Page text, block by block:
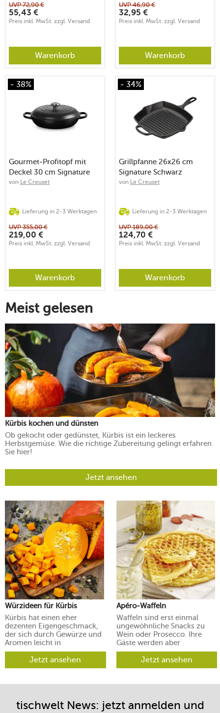
UVP72,90 €
55,43 €
Preis inkl. MwSt. zzgl. Versand
Warenkorb
UVP46,90 €
32,95 €
Preis inkl. MwSt. zzgl. Versand
Warenkorb
- 38%
Gourmet-Profitopf mit
Deckel 30 cm Signature
Schwarz
von Le Creuset
Lieferung in 2-3 Werktagen
UVP355,00 €
219,00 €
Preis inkl. MwSt. zzgl. Versand
Warenkorb
- 34%
Grillpfanne 26x26 cm
Signature Schwarz
von Le Creuset
Lieferung in 2-3 Werktagen
UVP189,00 €
124,70 €
Preis inkl. MwSt. zzgl. Versand
Warenkorb
Meist gelesen
Kürbis kochen und dünsten
Ob gekocht oder gedünstet, Kürbis ist ein leckeres
Herbstgemüse. Wie die richtige Zubereitung gelingt erfahren
Sie hier!
Jetzt ansehen
Würzideen für Kürbis
Kürbis hat einen eher
dezenten Eigengeschmack,
der sich durch Gewürze und
Aromen leicht in
verschiedene Richtungen
lenken lässt.Jetzt ansehen
Apéro-Waffeln
Waffeln sind erst einmal
ungewöhnliche Snacks zu
Wein oder Prosecco. Ihre
Gäste werden aber
begeistert sein.
Jetzt ansehen
tischwelt News: jetzt anmelden und